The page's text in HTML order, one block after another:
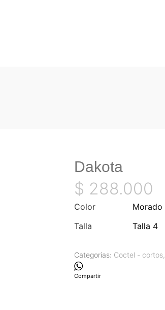
Dakota
$ 288.000
Color
Morado
Talla
Talla 4
Categorias: Coctel - cortos,
Compartir